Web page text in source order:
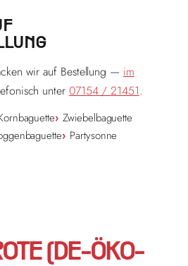
wir auf Bestellung — im
unter 07154 / 21451.
Zwiebelbaguette
Partysonne
(DE-ÖKO-